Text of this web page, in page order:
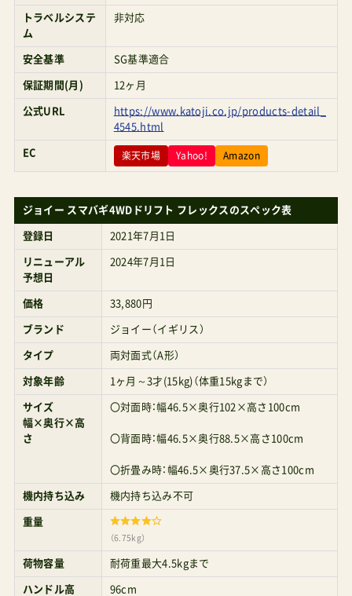
となる『ランフィ』の型落ち（RB0）モデル、 ピジョ
ンランフィRunfeeRB3 ピジョン A型乳児期向けラ
ンフィのレビュー Amazonで探す 楽天市場で探す
Yahoo!で探す あとは、その他国内メーカーの高級
モデルの型落ち品たち、 Aprica(アップリカ)オプテ
ィアクッショングレイス ¥59,800 A型乳児期向け
オプティアのレビュー Amazonで探す 楽天市場で
ッグショックMN Amazonで探す 楽天市場で探す
Yahoo!で探す 最後は、人気海外ブランド（サイベ
ックス）のちょっとクセのある両対面式ベビーカ
ーなど、 日本未発売モデルCybexサイベックス
EEZYSTwistPlus2(イージーSツイストプラス2)
Amazonで探す 楽天市場で探す Yahoo!で探す
トラベルシステ
ム
非対応
安全基準 SG基準適合
保証期間(月) 12ヶ月
公式URL
https://www.katoji.co.jp/products-detail_
4545.html
EC 楽天市場 Yahoo! Amazon
ジョイー スマバギ4WDドリフト フレックスのスペック表
登録日 2021年7月1日
リニューアル
予想日
2024年7月1日
価格 33,880円
ブランド ジョイー（イギリス）
タイプ 両対面式（A形）
対象年齢 1ヶ月～3才(15kg)（体重15kgまで）
サイズ
幅×奥行×高
さ
〇対面時：幅46.5×奥行102×高さ100cm
〇背面時：幅46.5×奥行88.5×高さ100cm
〇折畳み時：幅46.5×奥行37.5×高さ100cm
機内持ち込み 機内持ち込み不可
重量
（6.75kg）
荷物容量 耐荷重最大4.5kgまで
ハンドル高 96cm